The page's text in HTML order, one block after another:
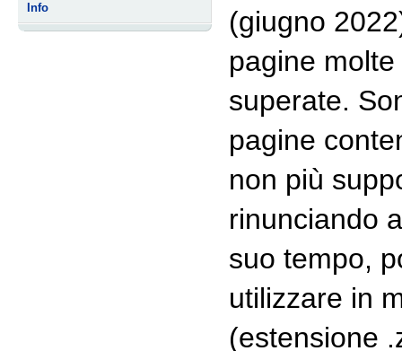
Info
(giugno
pagine
superate.
pagine
non più
rinunciando
suo tempo,
utilizzare in
(estensione